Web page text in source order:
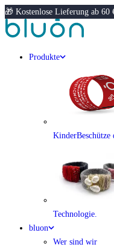
🎁 Kostenlose Lieferung ab 60
Produkte
KinderBeschütze
Technologie.
bluon
Wer sind wir